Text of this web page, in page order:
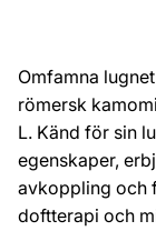
Omfamna
römersk
L. Känd för sin
egenskaper,
avkoppling och
doftterapi och